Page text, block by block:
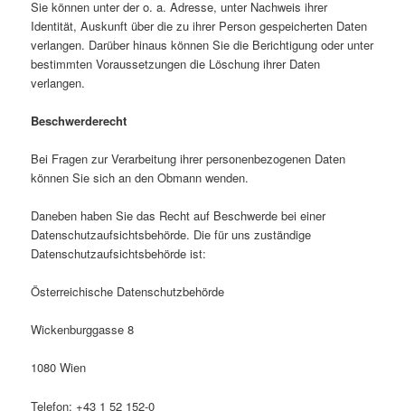
Sie können unter der o. a. Adresse, unter Nachweis ihrer
Identität, Auskunft über die zu ihrer Person gespeicherten Daten
verlangen. Darüber hinaus können Sie die Berichtigung oder unter
bestimmten Voraussetzungen die Löschung ihrer Daten
verlangen.
Beschwerderecht
Bei Fragen zur Verarbeitung ihrer personenbezogenen Daten
können Sie sich an den Obmann wenden.
Daneben haben Sie das Recht auf Beschwerde bei einer
Datenschutzaufsichtsbehörde. Die für uns zuständige
Datenschutzaufsichtsbehörde ist:
Österreichische Datenschutzbehörde
Wickenburggasse 8
1080 Wien
Telefon: +43 1 52 152-0